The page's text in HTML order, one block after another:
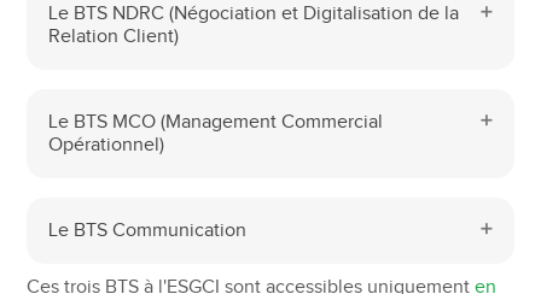
Le BTS NDRC (Négociation et Digitalisation de la
Relation Client)
Le BTS MCO (Management Commercial
Opérationnel)
Le BTS Communication
Ces trois BTS à l'ESGCI sont accessibles uniquement en